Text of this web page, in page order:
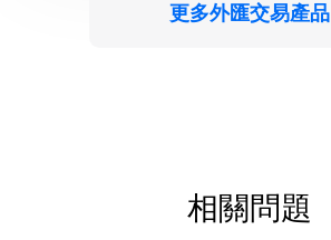
更多外匯交易產品
相關問題